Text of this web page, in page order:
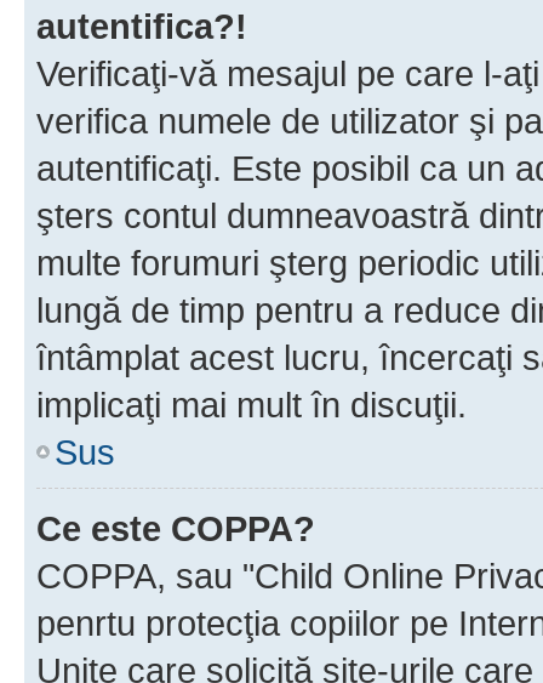
autentifica?!
Verificaţi-vă mesajul pe care l-
verifica numele de utilizator şi
autentificaţi. Este posibil ca un
şters contul dumneavoastră
multe forumuri şterg periodic
lungă de timp pentru a reduce
întâmplat acest lucru, încercaţi
implicaţi mai mult în discuţii.
Sus
Ce este COPPA?
COPPA, sau "Child Online
penrtu protecţia copiilor pe
Unite care solicită site-urile